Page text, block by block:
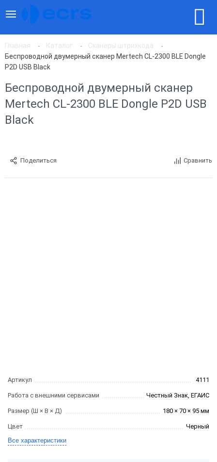
Главная Каталог
Сканеры штрихкода
Беспроводной двумерный сканер Mertech CL-2300 BLE Dongle
P2D USB Black
Беспроводной двумерный сканер
Mertech CL-2300 BLE Dongle P2D USB
Black
Поделиться Сравнить
Артикул 4111
Работа с внешними сервисами Честный Знак, ЕГАИС
Размер (Ш × В × Д) 180 × 70 × 95 мм
Цвет
Черный
Все характеристики